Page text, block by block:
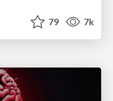
79 7k